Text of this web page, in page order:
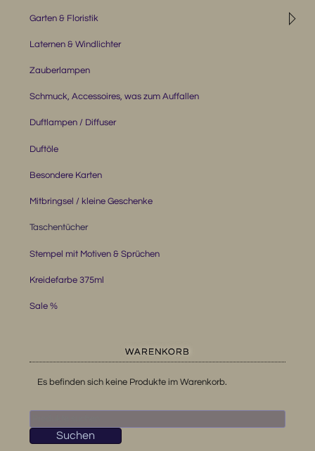
◹
Garten & Floristik
Laternen & Windlichter
Zauberlampen
Schmuck, Accessoires, was zum Auffallen
Duftlampen / Diffuser
Duftöle
Besondere Karten
Mitbringsel / kleine Geschenke
Taschentücher
Stempel mit Motiven & Sprüchen
Kreidefarbe 375ml
Sale %
WARENKORB
Es befinden sich keine Produkte im Warenkorb.
nach:
Suchen